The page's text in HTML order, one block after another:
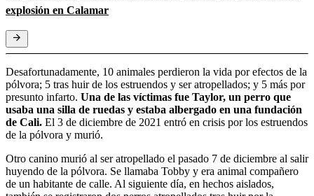
explosión en Calamar
Desafortunadamente, 10 animales perdieron la vida por efectos de la
pólvora; 5 tras huir de los estruendos y ser atropellados; y 5 más por
presunto infarto. Una de las víctimas fue Taylor, un perro que
usaba una silla de ruedas y estaba albergado en una fundación
de Cali. El 3 de diciembre de 2021 entró en crisis por los estruendos
de la pólvora y murió.
Otro canino murió al ser atropellado el pasado 7 de diciembre al salir
huyendo de la pólvora. Se llamaba Tobby y era animal compañero
de un habitante de calle. Al siguiente día, en hechos aislados,